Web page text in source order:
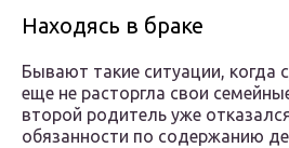
Находясь в браке
Бывают такие ситуации, когда
еще не расторгла свои
второй родитель уже
обязанности по содержанию